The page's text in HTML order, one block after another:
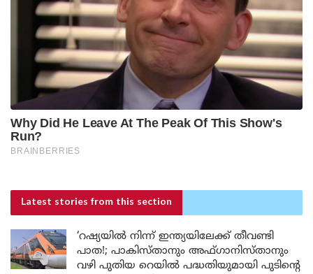
Latest stories from this section
‘റഷ്യയിൽ നിന്ന് ഇന്ത്യയിലേക്ക് തീവണ്ടി
പാത!; പാകിസ്താനും അഫ്ഗാനിസ്താനും
വഴി പുതിയ റെയിൽ പദ്ധതിയുമായി പുടിന്റെ